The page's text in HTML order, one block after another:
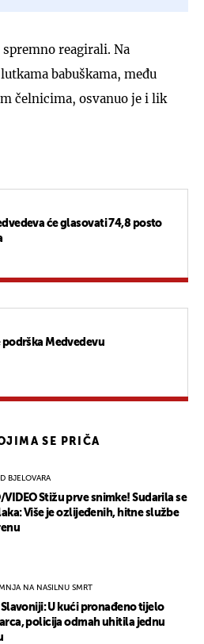
reagirali. Na
babuškama, među
čelnicima, osvanuo je i lik
će glasovati 74,8 posto
podrška Medvedevu
SE PRIČA
BJELOVARA
VIDEO Stižu prve snimke! Sudarila se
Više je ozlijeđenih, hitne službe
NA NASILNU SMRT
Slavoniji: U kući pronađeno tijelo
policija odmah uhitila jednu